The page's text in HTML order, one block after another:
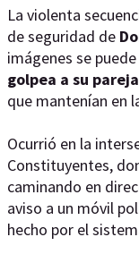
La violenta
de seguridad de
imágenes se
golpea a su pareja
que mantenían en
Ocurrió en la
Constituyentes,
caminando en
aviso a un móvil
hecho por el